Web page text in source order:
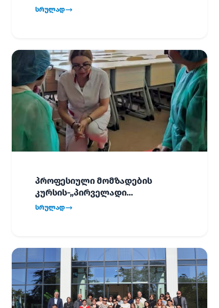
ორგანიზაცია „Youth is Power“-ს
სრულად
პროფესიული მომზადების
კურსის-„პირველადი
გადაუდებელი დახმარება“,
სრულად